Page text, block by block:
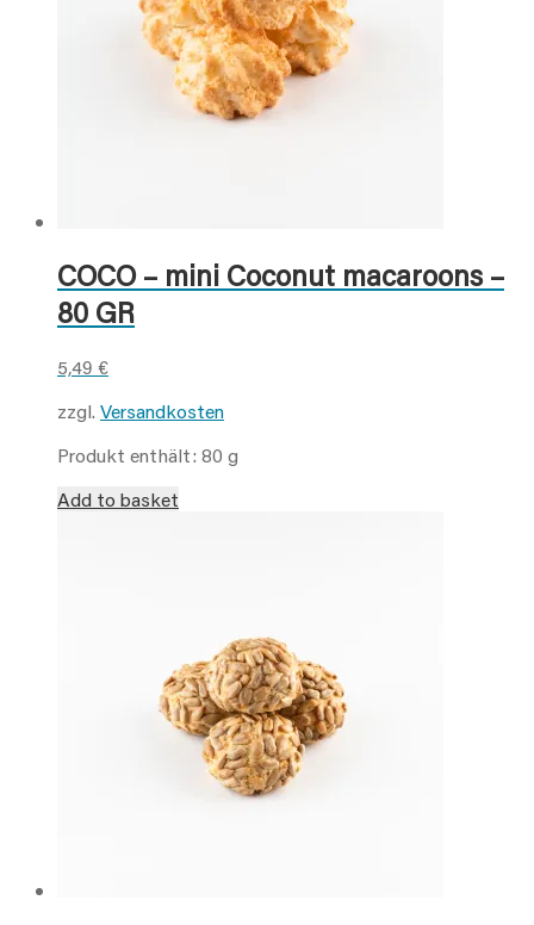
COCO – mini Coconut macaroons –
80 GR
5,49 €
zzgl. Versandkosten
Produkt enthält: 80 g
Add to basket